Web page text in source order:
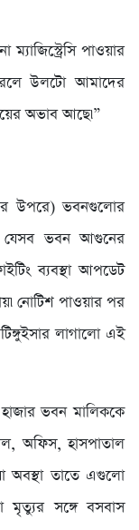
পাওয়ার
উলটো আমাদের
অভাব আছে৷”
উপরে) ভবনগুলোর
ভবন আগুনের
ব্যবস্থা আপডেট
নোটিশ পাওয়ার পর
লাগালো এই
ভবন মালিককে
অফিস, হাসপাতাল
অবস্থা তাতে এগুলো
সঙ্গে বসবাস